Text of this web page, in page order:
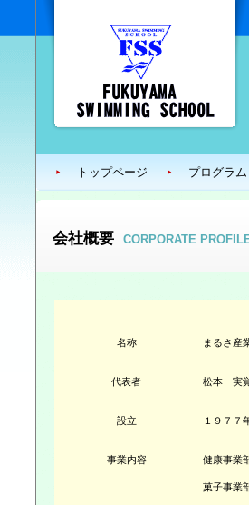
会社概要 CORPORATE
名称 まるさ産
代表者 松本 実
設立 １９７７
事業内容
健康事業
（福山
菓子事業
トップページ プログラム